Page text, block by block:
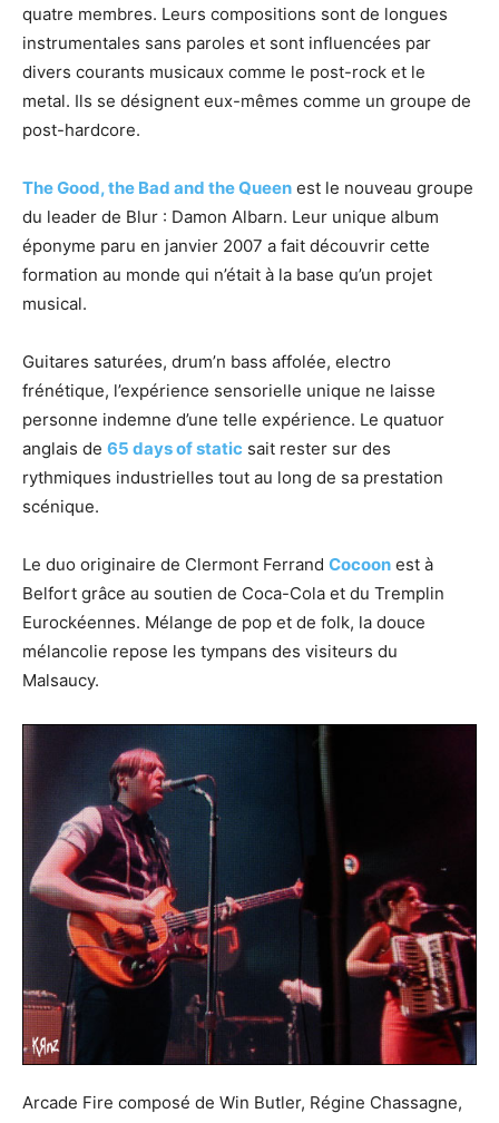
quatre membres. Leurs compositions sont de longues
instrumentales sans paroles et sont influencées par
divers courants musicaux comme le post-rock et le
metal. Ils se désignent eux-mêmes comme un groupe de
post-hardcore.
The Good, the Bad and the Queen est le nouveau groupe
du leader de Blur : Damon Albarn. Leur unique album
éponyme paru en janvier 2007 a fait découvrir cette
formation au monde qui n’était à la base qu’un projet
musical.
Guitares saturées, drum’n bass affolée, electro
frénétique, l’expérience sensorielle unique ne laisse
personne indemne d’une telle expérience. Le quatuor
anglais de 65 days of static sait rester sur des
rythmiques industrielles tout au long de sa prestation
scénique.
Le duo originaire de Clermont Ferrand Cocoon est à
Belfort grâce au soutien de Coca-Cola et du Tremplin
Eurockéennes. Mélange de pop et de folk, la douce
mélancolie repose les tympans des visiteurs du
Malsaucy.
Arcade Fire composé de Win Butler, Régine Chassagne,